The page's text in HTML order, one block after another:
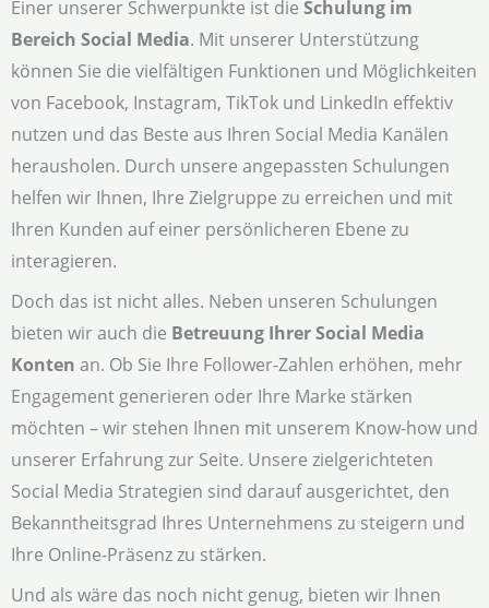
Einer unserer Schwerpunkte ist die Schulung im
Bereich Social Media. Mit unserer Unterstützung
können Sie die vielfältigen Funktionen und Möglichkeiten
von Facebook, Instagram, TikTok und LinkedIn effektiv
nutzen und das Beste aus Ihren Social Media Kanälen
herausholen. Durch unsere angepassten Schulungen
helfen wir Ihnen, Ihre Zielgruppe zu erreichen und mit
Ihren Kunden auf einer persönlicheren Ebene zu
interagieren.
Doch das ist nicht alles. Neben unseren Schulungen
bieten wir auch die Betreuung Ihrer Social Media
Konten an. Ob Sie Ihre Follower-Zahlen erhöhen, mehr
Engagement generieren oder Ihre Marke stärken
möchten – wir stehen Ihnen mit unserem Know-how und
unserer Erfahrung zur Seite. Unsere zielgerichteten
Social Media Strategien sind darauf ausgerichtet, den
Bekanntheitsgrad Ihres Unternehmens zu steigern und
Ihre Online-Präsenz zu stärken.
Und als wäre das noch nicht genug, bieten wir Ihnen